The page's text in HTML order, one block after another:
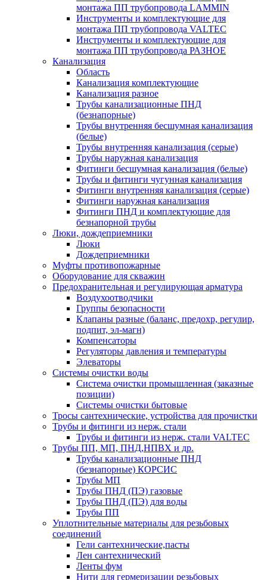
монтажа ПП трубопровода LAMMIN
Инструменты и комплектующие для
монтажа ПП трубопровода VALTEC
Инструменты и комплектующие для
монтажа ПП трубопровода РАЗНОЕ
Канализация
Область
Канализация комплектующие
Канализация разное
Трубы канализационные ПНД
(безнапорные)
Трубы внутренняя бесшумная канализация
(белые)
Трубы внутренняя канализация (серые)
Трубы наружная канализация
Фитинги бесшумная канализация (белые)
Трубы и фитинги чугунная канализация
Фитинги внутренняя канализация (серые)
Фитинги наружная канализация
Фитинги ПНД и комплектующие для
безнапорной трубы
Люки, дождеприемники
Люки
Дождеприемники
Муфты противопожарные
Оборудование для скважин
Предохранительная и регулирующая арматура
Воздухоотводчики
Группы безопасности
Клапаны разные (баланс, предохр, регулир,
подпит, эл-магн)
Компенсаторы
Регуляторы давления и температуры
Элеваторы
Системы очистки воды
Система очистки промышленная (заказные
позиции)
Системы очистки бытовые
Тросы сантехнические, устройства для прочистки
Трубы и фитинги из нерж. стали
Трубы и фитинги из нерж. стали VALTEC
Трубы ПП, МП, ПНД,НПВХ и др.
Трубы канализационные ПНД
(безнапорные) КОРСИС
Трубы МП
Трубы ПНД (ПЭ) газовые
Трубы ПНД (ПЭ) для воды
Трубы ПП
Уплотнительные материалы для резьбовых
соединений
Гели сантехнические,пасты
Лен сантехнический
Ленты фум
Нити для гермеризации резьбовых